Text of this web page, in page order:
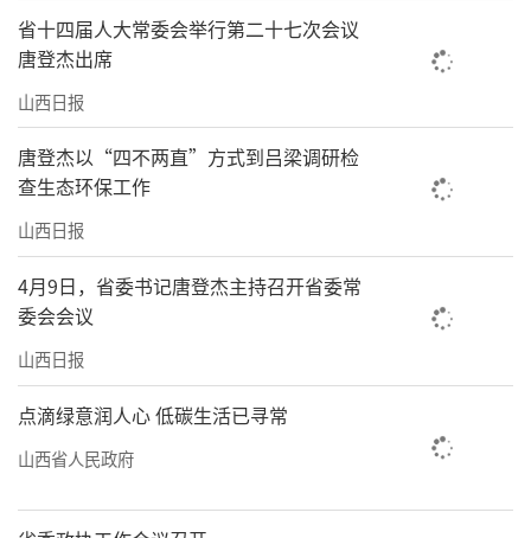
省十四届人大常委会举行第二十七次会议
唐登杰出席
山西日报
唐登杰以“四不两直”方式到吕梁调研检
查生态环保工作
山西日报
4月9日，省委书记唐登杰主持召开省委常
委会会议
山西日报
点滴绿意润人心 低碳生活已寻常
山西省人民政府